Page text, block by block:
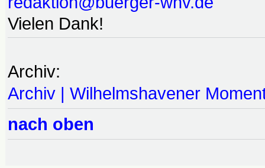
Vielen Dank!
Archiv:
Archiv | Wilhelmshavener
nach oben